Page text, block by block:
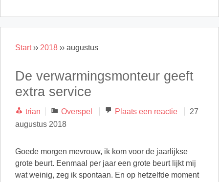
Start›› 2018 ›› augustus
De verwarmingsmonteur geeft
extra service
trian Categorieën
Overspel Plaats een reactie
27
augustus 2018
Goede morgen mevrouw, ik kom voor de jaarlijkse
grote beurt. Eenmaal per jaar een grote beurt lijkt mij
wat weinig, zeg ik spontaan. En op hetzelfde moment